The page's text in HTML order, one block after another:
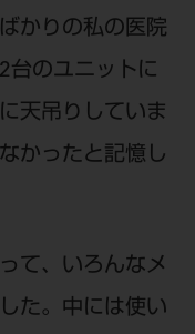
かりの私の医院
台のユニットに
天吊りしていま
かったと記憶し
て、いろんなメ
た。中には使い